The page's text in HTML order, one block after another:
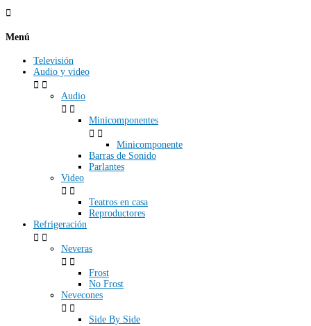

Menú
Televisión
Audio y video
 
Audio
 
Minicomponentes
 
Minicomponente
Barras de Sonido
Parlantes
Video
 
Teatros en casa
Reproductores
Refrigeración
 
Neveras
 
Frost
No Frost
Nevecones
 
Side By Side